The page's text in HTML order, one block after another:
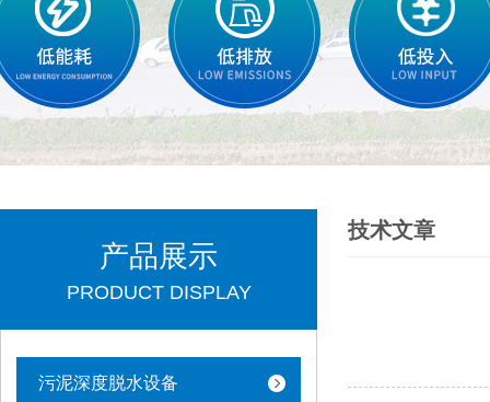
产品展示
PRODUCT DISPLAY
污泥深度脱水设备
技术文章